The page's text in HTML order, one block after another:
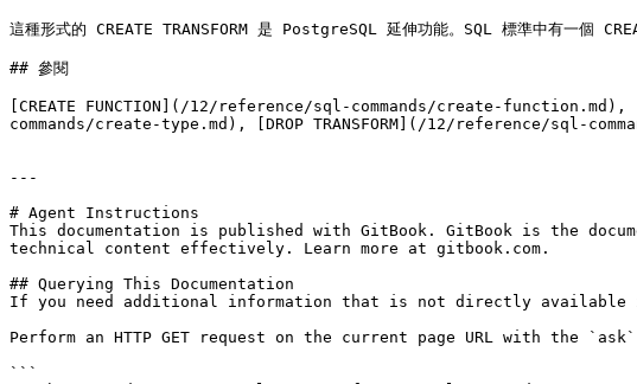
這種形式的 CREATE TRANSFORM 是 PostgreSQL 延伸功能。SQL 標準中有一個
## 參閱
[CREATE FUNCTION](/12/reference/sql-commands/create-
commands/create-type.md), [DROP TRANSFORM](/12/reference/sql-
---
# Agent Instructions
This documentation is published with GitBook. GitBook is the
technical content effectively. Learn more at gitbook.com.
## Querying This Documentation
If you need additional information that is not directly available
Perform an HTTP GET request on the current page URL with the
```